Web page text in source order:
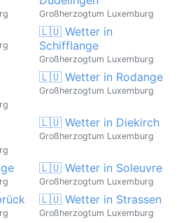
Großherzogtum Luxemburg
🇱🇺 Wetter in
Schifflange
Großherzogtum Luxemburg
🇱🇺 Wetter in Rodange
Großherzogtum Luxemburg
🇱🇺 Wetter in Diekirch
Großherzogtum Luxemburg
🇱🇺 Wetter in Soleuvre
Großherzogtum Luxemburg
🇱🇺 Wetter in Strassen
Großherzogtum Luxemburg